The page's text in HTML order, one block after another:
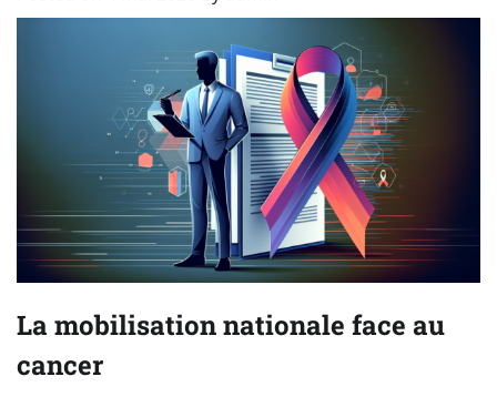
La mobilisation nationale face au
cancer